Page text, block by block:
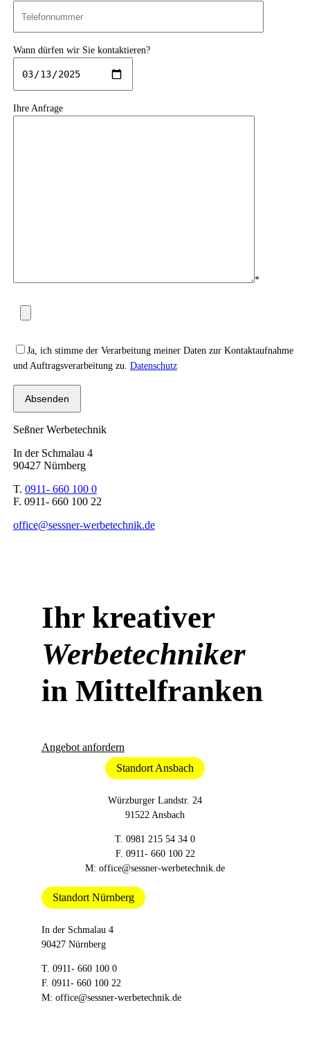
Wann dürfen wir Sie kontaktieren?
Ihre Anfrage
*
Ja, ich stimme der Verarbeitung meiner Daten zur Kontaktaufnahme
und Auftragsverarbeitung zu. Datenschutz
Seßner Werbetechnik
In der Schmalau 4
90427 Nürnberg
T. 0911- 660 100 0
F. 0911- 660 100 22
office@sessner-werbetechnik.de
Ihr kreativer
Werbetechniker
in Mittelfranken
Angebot anfordern
Standort Ansbach
Würzburger Landstr. 24
91522 Ansbach
T. 0981 215 54 34 0
F. 0911- 660 100 22
M: office@sessner-werbetechnik.de
Standort Nürnberg
In der Schmalau 4
90427 Nürnberg
T. 0911- 660 100 0
F. 0911- 660 100 22
M: office@sessner-werbetechnik.de